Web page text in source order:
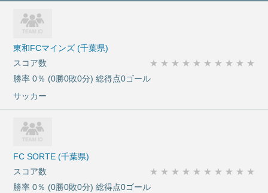
東和FCマインズ (千葉県)
スコア数
★ ★ ★ ★ ★ ★ ★ ★ ★ ★
勝率 0％ (0勝0敗0分) 総得点0ゴール
サッカー
FC SORTE (千葉県)
スコア数
★ ★ ★ ★ ★ ★ ★ ★ ★ ★
勝率 0％ (0勝0敗0分) 総得点0ゴール